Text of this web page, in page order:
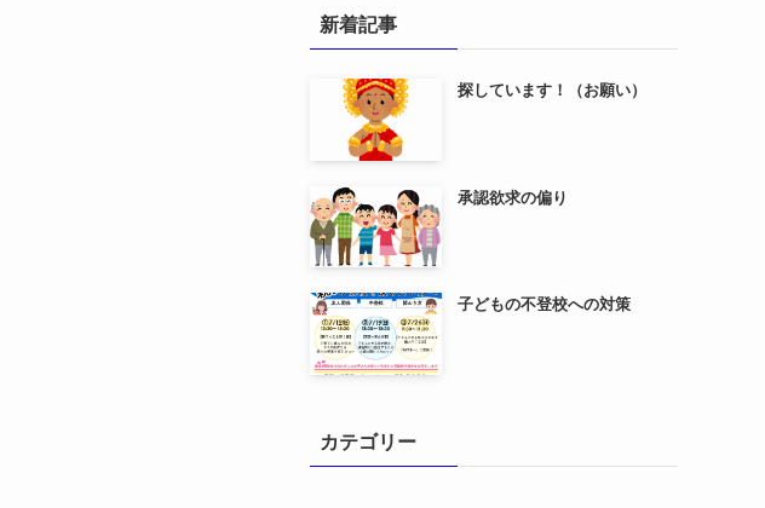
新着記事
探しています！（お願い）
承認欲求の偏り
子どもの不登校への対策
カテゴリー